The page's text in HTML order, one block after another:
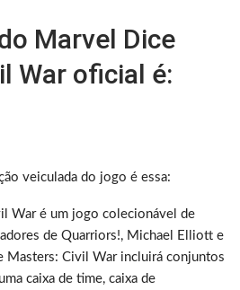
Marvel Dice
War oficial é:
veiculada do jogo é essa:
War é um jogo colecionável de
de Quarriors!, Michael Elliott e
Masters: Civil War incluirá conjuntos
caixa de time, caixa de